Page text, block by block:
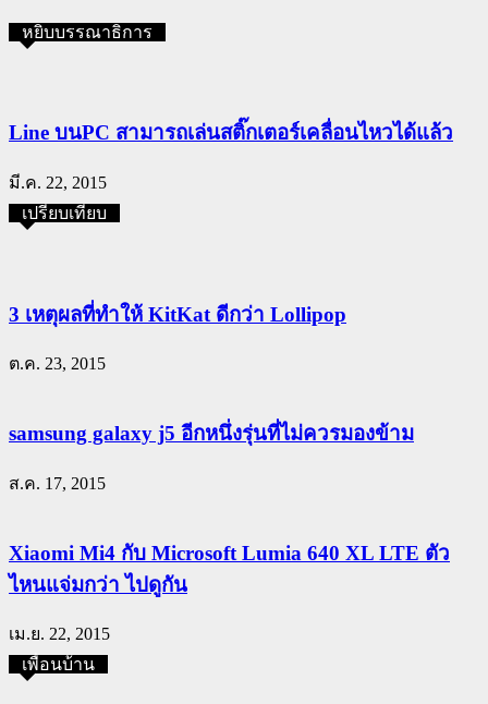
หยิบบรรณาธิการ
Line บนPC สามารถเล่นสติ๊กเตอร์เคลื่อนไหวได้แล้ว
มี.ค. 22, 2015
เปรียบเทียบ
3 เหตุผลที่ทำให้ KitKat ดีกว่า Lollipop
ต.ค. 23, 2015
samsung galaxy j5 อีกหนึ่งรุ่นที่ไม่ควรมองข้าม
ส.ค. 17, 2015
Xiaomi Mi4 กับ Microsoft Lumia 640 XL LTE ตัว
ไหนแจ่มกว่า ไปดูกัน
เม.ย. 22, 2015
เพื่อนบ้าน